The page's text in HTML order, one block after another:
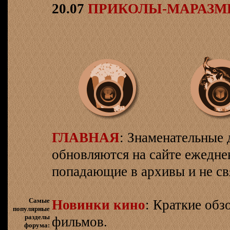
20.07 ПРИКОЛЫ-
ГЛАВНАЯ: Знаменательные
обновляются на сайте
попадающие в архивы и не
Самые
популярные
разделы
форума:
Новинки кино: Краткие
фильмов.